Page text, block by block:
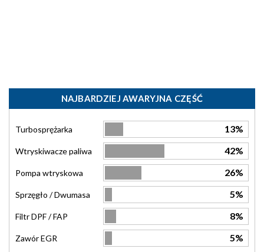
NAJBARDZIEJ AWARYJNA CZĘŚĆ
Turbosprężarka 13%
Wtryskiwacze paliwa 42%
Pompa wtryskowa 26%
Sprzęgło / Dwumasa 5%
Filtr DPF / FAP 8%
Zawór EGR 5%